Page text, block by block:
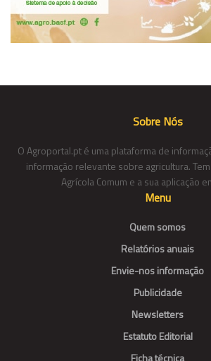
Sobre Nós
O Agroportal.pt é uma plataforma de
informação relevante sobre agricultura.
Agrícola Comum e a sua aplicação
Menu
Quem somos
Relatórios anuais
Envie-nos informação
Publicidade
Newsletters
Estatuto Editorial